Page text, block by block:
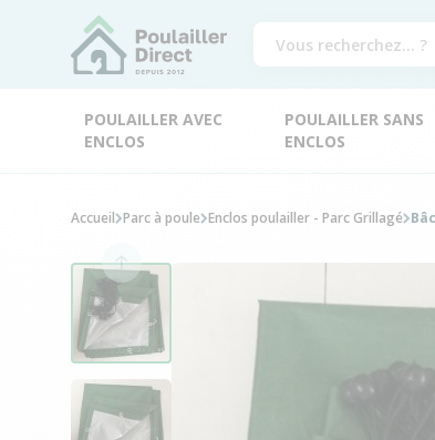
POULAILLER AVEC
ENCLOS
POULAILLER SANS
ENCLOS
Accueil Parc à poule Enclos poulailler - Parc Grillagé